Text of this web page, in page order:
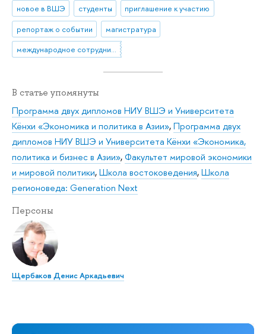
новое в ВШЭ студенты
приглашение к участию
репортаж о событии
магистратура
международное сотрудничество
В статье упомянуты
Программа двух дипломов НИУ ВШЭ и Университета
Кёнхи «Экономика и политика в Азии»,Программа двух
дипломов НИУ ВШЭ и Университета Кёнхи «Экономика,
политика и бизнес в Азии»,Факультет мировой экономики
и мировой политики,Школа востоковедения,Школа
регионоведа: Generation Next
Персоны
Щербаков Денис Аркадьевич